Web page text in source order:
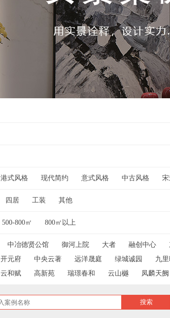
港式风格 现代简约 意式风格 中古风格
四居 工装 其他
500-800㎡ 800㎡以上
中冶德贤公馆 御河上院 大者 融创中心
开元府 中央云著 远洋晟庭 绿城诚园 九里
云和赋 高新苑 瑞璟春和 云山樾 凤麟天阙
搜索